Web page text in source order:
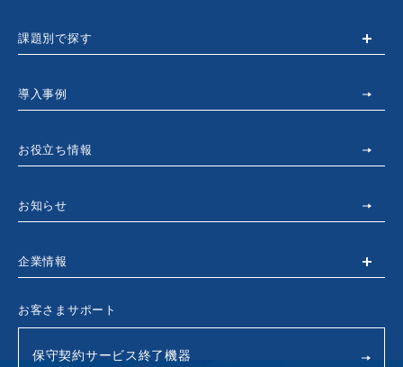
課題別で探す
導入事例
お役立ち情報
お知らせ
企業情報
お客さまサポート
保守契約サービス終了機器